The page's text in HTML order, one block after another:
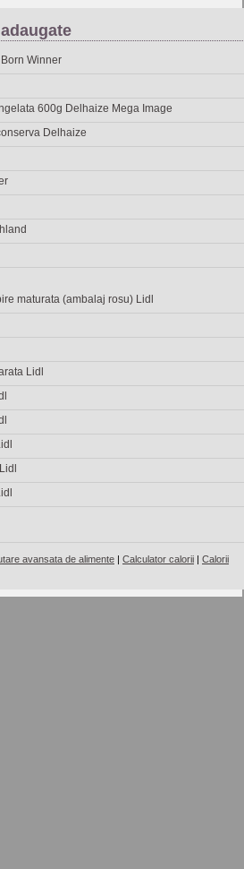
Winner
600g Delhaize Mega Image
Delhaize
maturata (ambalaj rosu) Lidl
Lidl
avansata de alimente | Calculator calorii | Calorii